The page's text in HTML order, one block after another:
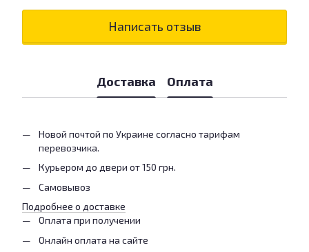
Написать отзыв
Доставка Оплата
Новой почтой по Украине согласно тарифам
перевозчика.
Курьером до двери от 150 грн.
Самовывоз
Подробнее о доставке
Оплата при получении
Онлайн оплата на сайте